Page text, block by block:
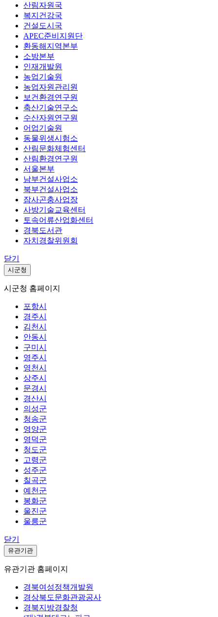
산림자원국
복지건강국
건설도시국
APEC준비지원단
환동해지역본부
소방본부
인재개발원
농업기술원
농업자원관리원
보건환경연구원
축산기술연구소
수산자원연구원
어업기술원
동물위생시험소
산림문화체험센터
산림환경연구원
서울본부
남부건설사업소
북부건설사업소
잠사곤충사업장
사방기술교육센터
토속어류산업화센터
경북도서관
자치경찰위원회
닫기
시군청
시군청 홈페이지
포항시
경주시
김천시
안동시
구미시
영주시
영천시
상주시
문경시
경산시
의성군
청송군
영양군
영덕군
청도군
고령군
성주군
칠곡군
예천군
봉화군
울진군
울릉군
닫기
유관기관
유관기관 홈페이지
경북여성정책개발원
경상북도문화관광공사
경북지방경찰청